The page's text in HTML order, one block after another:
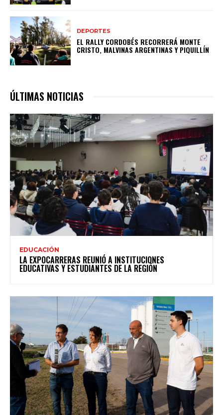
DEPORTES
EL RALLY CORDOBÉS RECORRERÁ MONTE
CRISTO, MALVINAS ARGENTINAS Y PIQUILLÍN
ÚLTIMAS NOTICIAS
EDUCACIÓN
LA EXPOCARRERAS REUNIÓ A INSTITUCIONES
EDUCATIVAS Y ESTUDIANTES DE LA REGIÓN